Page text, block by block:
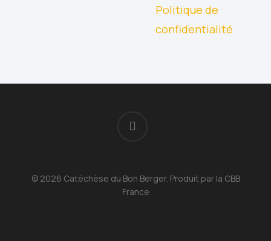
Politique de
confidentialité
© 2026 Catéchèse du Bon Berger. Produit par la CBB
France